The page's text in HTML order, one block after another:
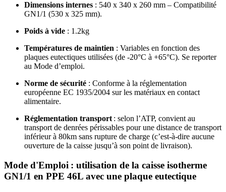
Dimensions internes : 540 x 340 x 260 mm – Compatibilité
GN1/1 (530 x 325 mm).
Poids à vide : 1.2kg
Températures de maintien : Variables en fonction des
plaques eutectiques utilisées (de -20°C à +65°C). Se reporter
au Mode d’emploi.
Norme de sécurité : Conforme à la réglementation
européenne EC 1935/2004 sur les matériaux en contact
alimentaire.
Réglementation transport: selon l’ATP, convient au
transport de denrées périssables pour une distance de transport
inférieur à 80km sans rupture de charge (c’est-à-dire aucune
ouverture de la caisse jusqu’à son point de livraison).
Mode d'Emploi : utilisation de la caisse isotherme
GN1/1 en PPE 46L avec une plaque eutectique